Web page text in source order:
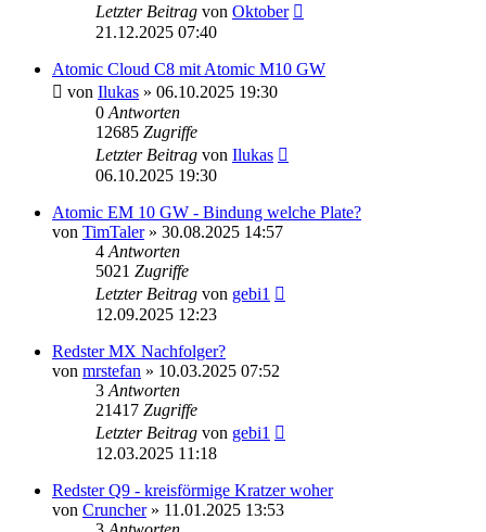
Letzter Beitrag von Oktober
21.12.2025 07:40
Atomic Cloud C8 mit Atomic M10 GW
von Ilukas » 06.10.2025 19:30
0 Antworten
12685 Zugriffe
Letzter Beitrag von Ilukas
06.10.2025 19:30
Atomic EM 10 GW - Bindung welche Plate?
von TimTaler» 30.08.2025 14:57
4 Antworten
5021 Zugriffe
Letzter Beitrag von gebi1
12.09.2025 12:23
Redster MX Nachfolger?
von mrstefan » 10.03.2025 07:52
3 Antworten
21417 Zugriffe
Letzter Beitrag von gebi1
12.03.2025 11:18
Redster Q9 - kreisförmige Kratzer woher
von Cruncher» 11.01.2025 13:53